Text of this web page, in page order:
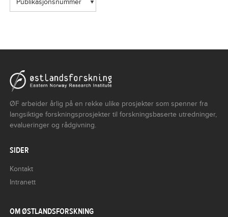
ØF arbeider årlig på en rekke ulike prosjekter som spenner fra
langsiktige forskningsprosjekter til forskningsbaserte utredninger,
evalueringer og rådgivning.
SIDER
Kontakt
Intranett
OM ØSTLANDSFORSKNING